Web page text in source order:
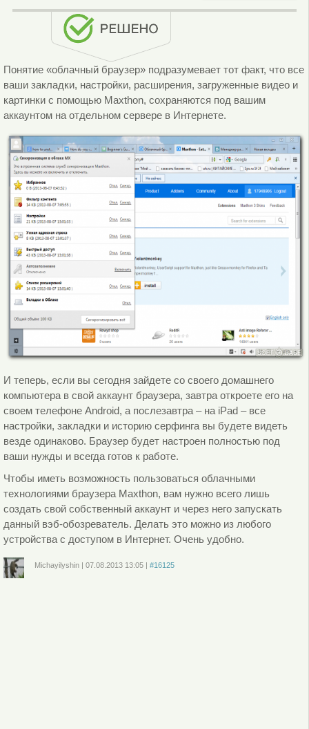
Понятие «облачный браузер» подразумевает тот факт, что все
ваши закладки, настройки, расширения, загруженные видео и
картинки с помощью Maxthon, сохраняются под вашим
аккаунтом на отдельном сервере в Интернете.
И теперь, если вы сегодня зайдете со своего домашнего
компьютера в свой аккаунт браузера, завтра откроете его на
своем телефоне Android, а послезавтра – на iPad – все
настройки, закладки и историю серфинга вы будете видеть
везде одинаково. Браузер будет настроен полностью под
ваши нужды и всегда готов к работе.
Чтобы иметь возможность пользоваться облачными
технологиями браузера Maxthon, вам нужно всего лишь
создать свой собственный аккаунт и через него запускать
данный вэб-обозреватель. Делать это можно из любого
устройства с доступом в Интернет. Очень удобно.
Michayilyshin| 07.08.2013 13:05| #16125